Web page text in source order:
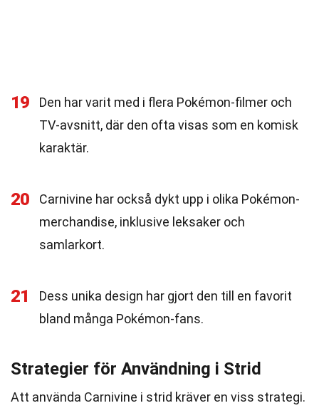
19
Den har varit med i flera Pokémon-filmer och
TV-avsnitt, där den ofta visas som en komisk
karaktär.
20
Carnivine har också dykt upp i olika Pokémon-
merchandise, inklusive leksaker och
samlarkort.
21
Dess unika design har gjort den till en favorit
bland många Pokémon-fans.
Strategier för Användning i Strid
Att använda Carnivine i strid kräver en viss strategi.